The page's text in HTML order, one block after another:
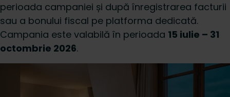
perioada campaniei și după înregistrarea facturii
sau a bonului fiscal pe platforma dedicată.
Campania este valabilă în perioada 15 iulie – 31
octombrie 2026.